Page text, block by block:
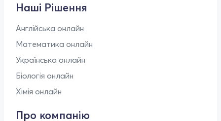
Наші Рішення
Англійська онлайн
Математика онлайн
Українська онлайн
Біологія онлайн
Хімія онлайн
Про компанію